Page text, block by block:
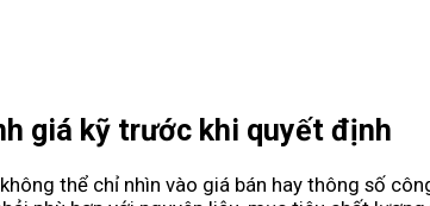
giá kỹ trước khi quyết định
thể chỉ nhìn vào giá bán hay thông số